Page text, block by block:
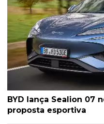
BYD lança Sealion 07
proposta esportiva